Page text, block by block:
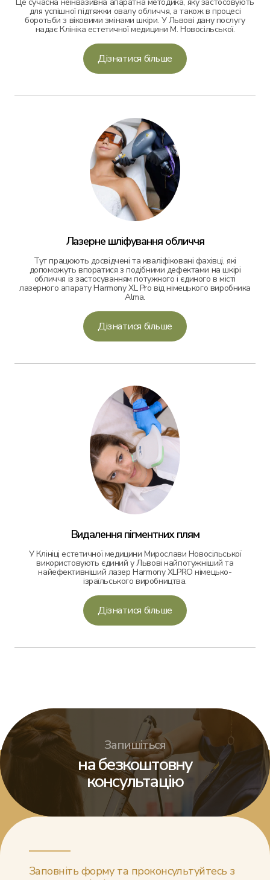
для успішної підтяжки овалу обличчя, а також в процесі
боротьби з віковими змінами шкіри. У Львові дану послугу
надає Клініка естетичної медицини М. Новосільської.
Дізнатися більше
Лазерне шліфування обличчя
Тут працюють досвідчені та кваліфіковані фахівці, які
допоможуть впоратися з подібними дефектами на шкірі
обличчя із застосуванням потужного і єдиного в місті
лазерного апарату Harmony XL Pro від німецького виробника
Alma.
Дізнатися більше
Видалення пігментних плям
У Клініці естетичної медицини Мирослави Новосільської
використовують єдиний у Львові найпотужніший та
найефективніший лазер Harmony XLPRO німецько-
ізраїльського виробництва.
Дізнатися більше
Запишіться
на безкоштовну
консультацію
Заповніть форму та проконсультуйтесь з